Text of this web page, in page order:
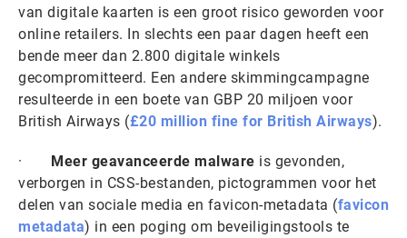
van digitale kaarten is een groot risico geworden voor
online retailers. In slechts een paar dagen heeft een
bende meer dan 2.800 digitale winkels
gecompromitteerd. Een andere skimmingcampagne
resulteerde in een boete van GBP 20 miljoen voor
British Airways (£20 million fine for British Airways).
· Meer geavanceerde malware is gevonden,
verborgen in CSS-bestanden, pictogrammen voor het
delen van sociale media en favicon-metadata (favicon
metadata) in een poging om beveiligingstools te